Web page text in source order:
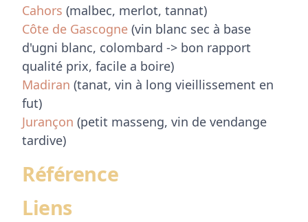
Cahors (malbec, merlot, tannat)
Côte de Gascogne (vin blanc sec à base
d'ugni blanc, colombard -> bon rapport
qualité prix, facile a boire)
Madiran (tanat, vin à long vieillissement en
fut)
Jurançon (petit masseng, vin de vendange
tardive)
Référence
Liens